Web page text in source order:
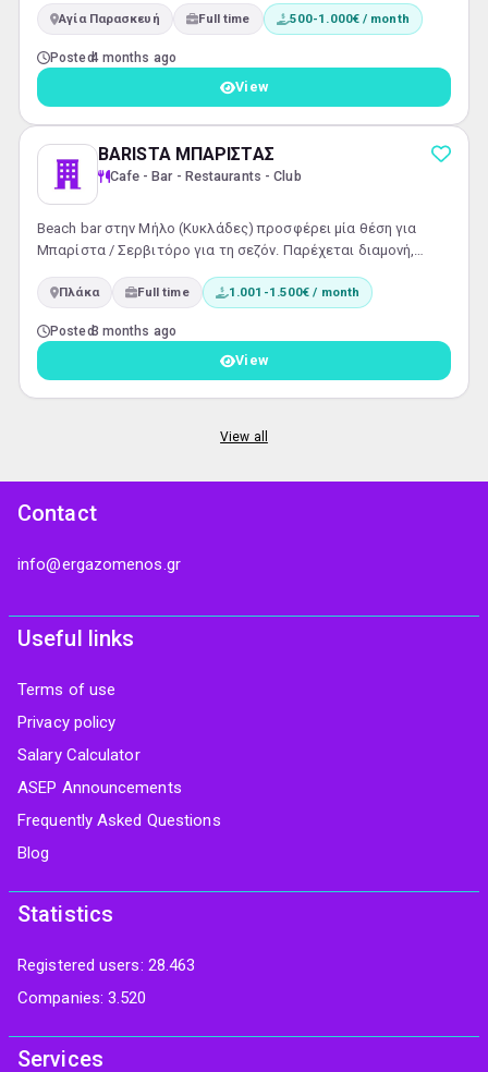
εργάζεστε σε ένα δυναμικό και φιλικό περιβάλλον, τότε αυτή
Παρασκευή και σερβίρισμα ποιοτικού καφέ και άλλων
ροφημάτων.Εξυπηρέτηση πελατών με χαμόγελο και
επαγγελματισμό.Υποσ...
Αγία Παρασκευή Full time 500-1.000€ / month
Posted4 months ago
View
BARISTA ΜΠΑΡΙΣΤΑΣ
Cafe - Bar - Restaurants - Club
Βeach bar στην Μήλο (Κυκλάδες) προσφέρει μία θέση για
Μπαρίστα / Σερβιτόρο για τη σεζόν. Παρέχεται διαμονή,
και όλα τα νόμιμα. Αποστολή πλήρους βιογραφικού και
Πλάκα Full time 1.001-1.500€ / month
Posted3 months ago
View
View all
Contact
info@ergazomenos.gr
Useful links
Terms of use
Privacy policy
Salary Calculator
ASEP Announcements
Frequently Asked Questions
Blog
Statistics
Registered users: 28.463
Companies: 3.520
Services